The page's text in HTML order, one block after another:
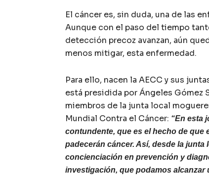
El cáncer es, sin duda, una de las
Aunque con el paso del tiempo
detección precoz avanzan, aún
menos mitigar, esta enfermedad.
Para ello, nacen la AECC y sus
está presidida por Ángeles Gómez
miembros de la junta local
Mundial Contra el Cáncer: “En esta
contundente, que es el hecho de que
padecerán cáncer. Así, desde la junta
concienciación en prevención y
investigación, que podamos alcanzar